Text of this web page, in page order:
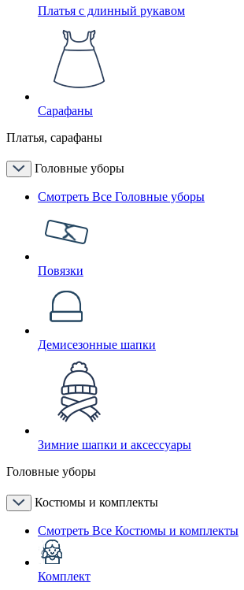
Платья с длинный рукавом
Сарафаны
Платья, сарафаны
Головные уборы
Смотреть Все Головные уборы
Повязки
Демисезонные шапки
Зимние шапки и аксессуары
Головные уборы
Костюмы и комплекты
Смотреть Все Костюмы и комплекты
Комплект